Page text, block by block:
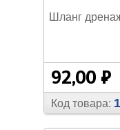
Шланг
92,00 ₽
Код товара: